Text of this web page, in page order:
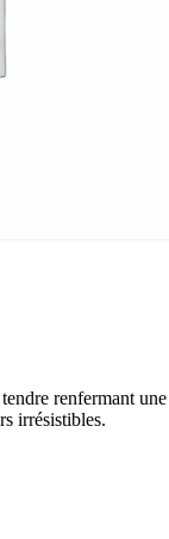
renfermant une
irrésistibles.